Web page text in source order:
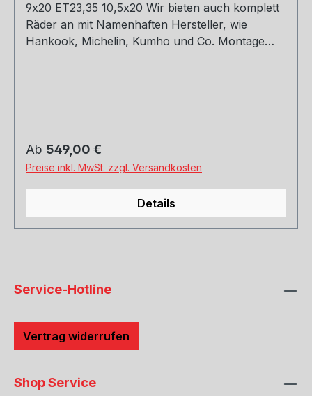
9x20 ET23,35 10,5x20 Wir bieten auch komplett
Räder an mit Namenhaften Hersteller, wie
Hankook, Michelin, Kumho und Co. Montage
Regulärer Preis:
Ab 549,00 €
Preise inkl. MwSt. zzgl. Versandkosten
Details
Service-Hotline
Vertrag widerrufen
Shop Service